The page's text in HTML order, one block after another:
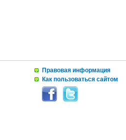
Правовая информация
Как пользоваться сайтом